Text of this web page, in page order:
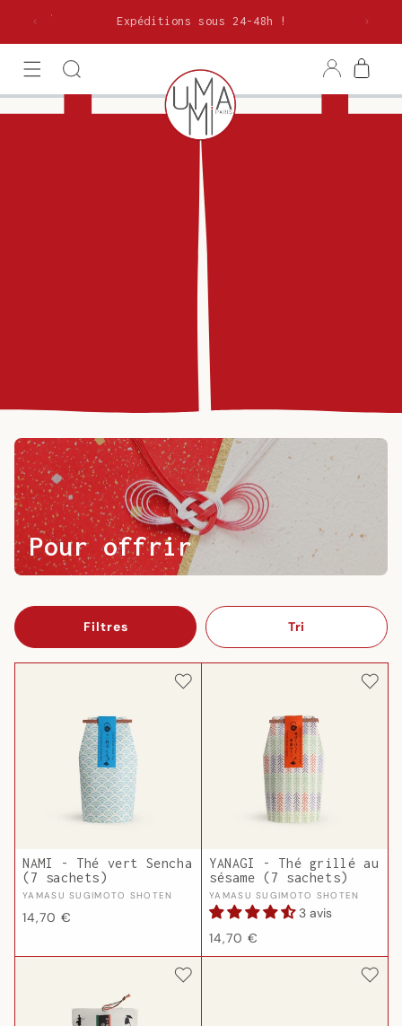
passer
Expéditions sous 24-48h !
ConnexionPanier
Pour offrir
Filtres Tri
NAMI - Thé vert Sencha
(7 sachets)
Fournisseur :
YAMASU SUGIMOTO SHOTEN
Prix
14,70 €
YANAGI - Thé grillé au
sésame (7 sachets)
Fournisseur :
YAMASU SUGIMOTO SHOTEN
3 avis
Prix
habituel
14,70 €